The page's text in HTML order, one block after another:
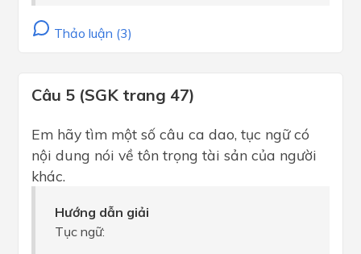
Thảo luận (3)
Câu 5 (SGK trang 47)
Em hãy tìm một số câu ca dao, tục ngữ có
nội dung nói về tôn trọng tài sản của người
khác.
Hướng dẫn giải
Tục ngữ: